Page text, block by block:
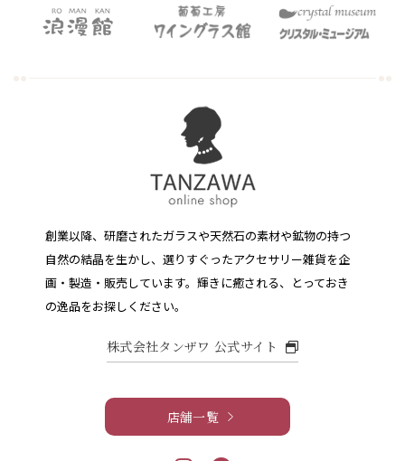
創業以降、研磨されたガラスや天然石の素材や鉱物の持つ
自然の結晶を生かし、選りすぐったアクセサリー雑貨を企
画・製造・販売しています。 輝きに癒される、とっておき
の逸品をお探しください。
株式会社タンザワ 公式サイト
店舗一覧